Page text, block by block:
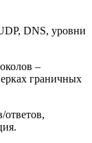
DNS, уровни
–
граничных
ответов,